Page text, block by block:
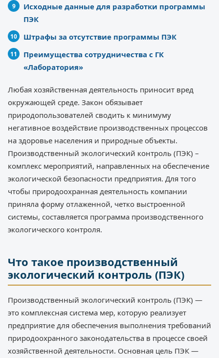
Исходные данные для разработки программы
ПЭК
Штрафы за отсутствие программы ПЭК
Преимущества сотрудничества с ГК
«Лаборатория»
Любая хозяйственная деятельность приносит вред
окружающей среде. Закон обязывает
природопользователей сводить к минимуму
негативное воздействие производственных процессов
на здоровье населения и природные объекты.
Производственный экологический контроль (ПЭК) –
комплекс мероприятий, направленных на обеспечение
экологической безопасности предприятия. Для того
чтобы природоохранная деятельность компании
приняла форму отлаженной, четко выстроенной
системы, составляется программа производственного
экологического контроля.
Что такое производственный
экологический контроль (ПЭК)
Производственный экологический контроль (ПЭК) —
это комплексная система мер, которую реализует
предприятие для обеспечения выполнения требований
природоохранного законодательства в процессе своей
хозяйственной деятельности. Основная цель ПЭК —